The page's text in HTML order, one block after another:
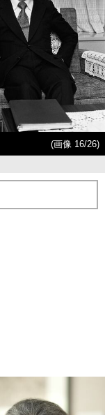
(画像 16/26)